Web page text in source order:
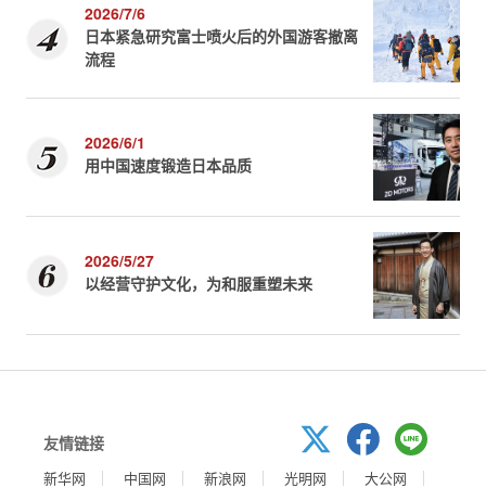
2026/7/6
日本紧急研究富士喷火后的外国游客撤离
流程
2026/6/1
用中国速度锻造日本品质
2026/5/27
以经营守护文化，为和服重塑未来
友情链接
新华网 中国网 新浪网 光明网
大公网